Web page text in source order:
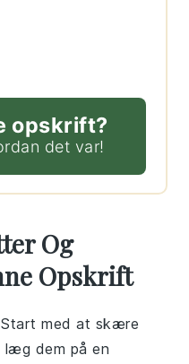
opskrift?
det var!
Og
Opskrift
med at skære
dem på en